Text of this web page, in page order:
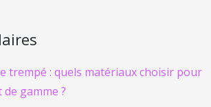
trempé : quels matériaux choisir pour
gamme ?